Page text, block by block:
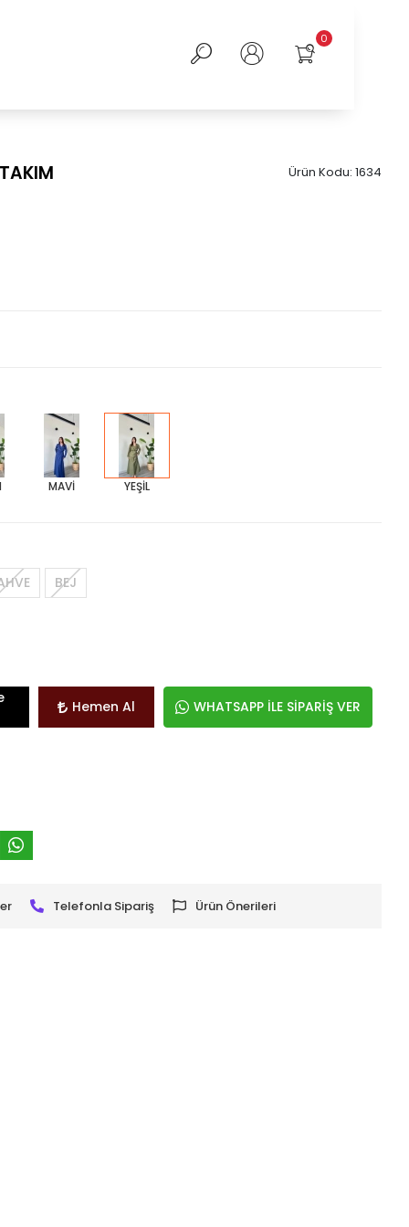
0
Ürün Kodu: 1634
MAVİ YEŞİL
BEJ
Hemen Al WHATSAPP İLE SİPARİŞ VER
Telefonla Sipariş Ürün Önerileri